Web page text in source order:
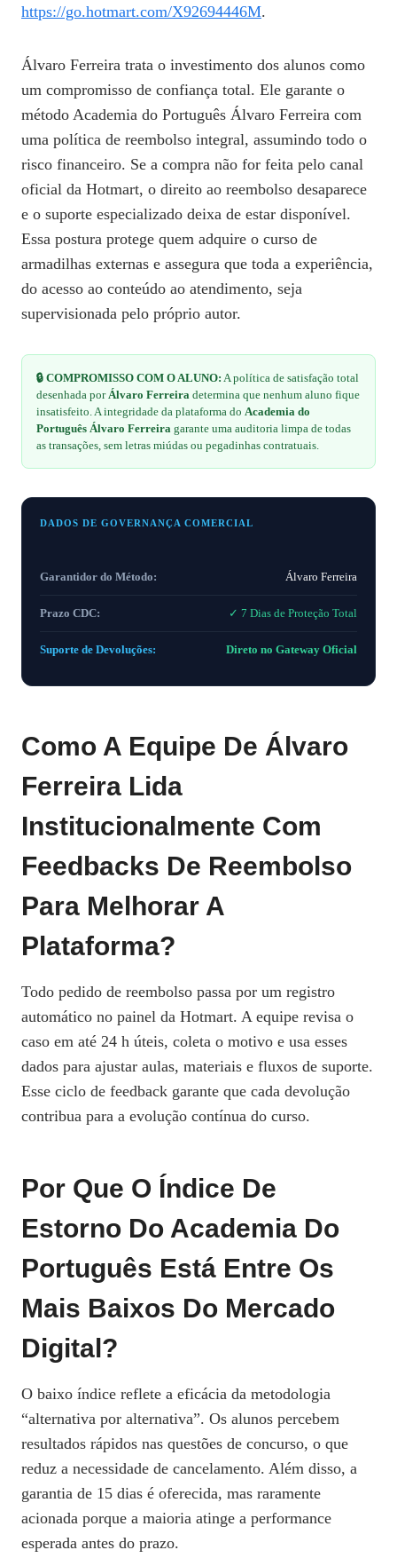
https://go.hotmart.com/X92694446M.
Álvaro Ferreira trata o investimento dos alunos como
um compromisso de confiança total. Ele garante o
método Academia do Português Álvaro Ferreira com
uma política de reembolso integral, assumindo todo o
risco financeiro. Se a compra não for feita pelo canal
oficial da Hotmart, o direito ao reembolso desaparece
e o suporte especializado deixa de estar disponível.
Essa postura protege quem adquire o curso de
armadilhas externas e assegura que toda a experiência,
do acesso ao conteúdo ao atendimento, seja
supervisionada pelo próprio autor.
🔒 COMPROMISSO COM O ALUNO: A política de satisfação total
desenhada porÁlvaro Ferreira determina que nenhum aluno fique
insatisfeito. A integridade da plataforma do Academia do
Português Álvaro Ferreira garante uma auditoria limpa de todas
as transações, sem letras miúdas ou pegadinhas contratuais.
DADOS DE GOVERNANÇA COMERCIAL
Garantidor do Método: Álvaro Ferreira
Prazo CDC: ✓ 7 Dias de Proteção Total
Suporte de Devoluções: Direto no Gateway Oficial
Como A Equipe De Álvaro
Ferreira Lida
Institucionalmente Com
Feedbacks De Reembolso
Para Melhorar A
Plataforma?
Todo pedido de reembolso passa por um registro
automático no painel da Hotmart. A equipe revisa o
caso em até 24 h úteis, coleta o motivo e usa esses
dados para ajustar aulas, materiais e fluxos de suporte.
Esse ciclo de feedback garante que cada devolução
contribua para a evolução contínua do curso.
Por Que O Índice De
Estorno Do Academia Do
Português Está Entre Os
Mais Baixos Do Mercado
Digital?
O baixo índice reflete a eficácia da metodologia
“alternativa por alternativa”. Os alunos percebem
resultados rápidos nas questões de concurso, o que
reduz a necessidade de cancelamento. Além disso, a
garantia de 15 dias é oferecida, mas raramente
acionada porque a maioria atinge a performance
esperada antes do prazo.